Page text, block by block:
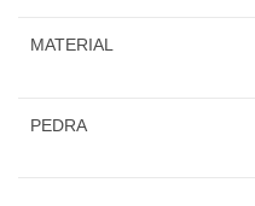
MATERIAL
PEDRA